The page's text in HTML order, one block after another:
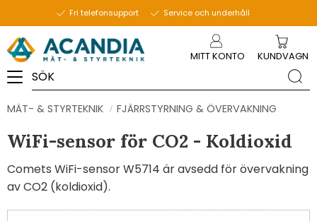
Fri telefonsupport Service och underhåll
MITT KONTO KUNDVAGN
MÄT- & STYRTEKNIK FJÄRRSTYRNING & ÖVERVAKNING
WiFi-sensor för CO2 - Koldioxid
Comets WiFi-sensor W5714 är avsedd för övervakning
av CO2 (koldioxid).